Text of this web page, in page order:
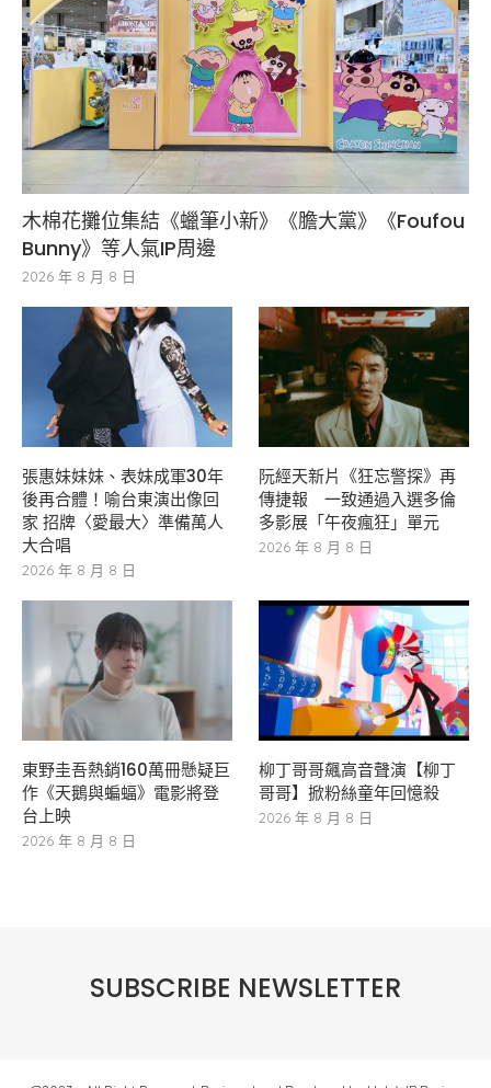
木棉花攤位集結《蠟筆小新》《膽大黨》《Foufou
Bunny》等人氣IP周邊
2026 年 8 月 8 日
張惠妹妹妹、表妹成軍30年
後再合體！喻台東演出像回
家 招牌〈愛最大〉準備萬人
大合唱
2026 年 8 月 8 日
阮經天新片《狂忘警探》再
傳捷報 一致通過入選多倫
多影展「午夜瘋狂」單元
2026 年 8 月 8 日
東野圭吾熱銷160萬冊懸疑巨
作《天鵝與蝙蝠》電影將登
台上映
2026 年 8 月 8 日
柳丁哥哥飆高音聲演【柳丁
哥哥】掀粉絲童年回憶殺
2026 年 8 月 8 日
SUBSCRIBE NEWSLETTER